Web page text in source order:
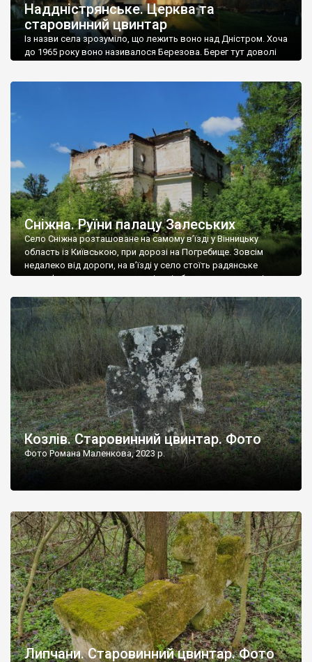
Наддністрянське. Церква та
старовинний цвинтар
Із назви села зрозуміло, що лежить воно над Дністром. Хоча
до 1965 року воно називалося Березова. Берег тут доволі
Наддністрянське відрізняється від більшості навколишніх
сіл. У селі є мурована Михайлівська церква. Точної дати […]
Сніжна. Руїни палацу Залеських
Село Сніжна розташоване на самому в’їзді у Вінницьку
область із Київською, при дорозі на Погребище. Зовсім
недалеко від дороги, на в’їзді у село стоїть радянське
рельєфне пано, яке показує жінку і яблуню, а трохи далі, десь
не видно, але видно дві стареньких колії у траві – […]
Козлів. Старовинний цвинтар. Фото
Фото Романа Маленкова, 2023 р.
Липчани. Старовинний цвинтар. Фото